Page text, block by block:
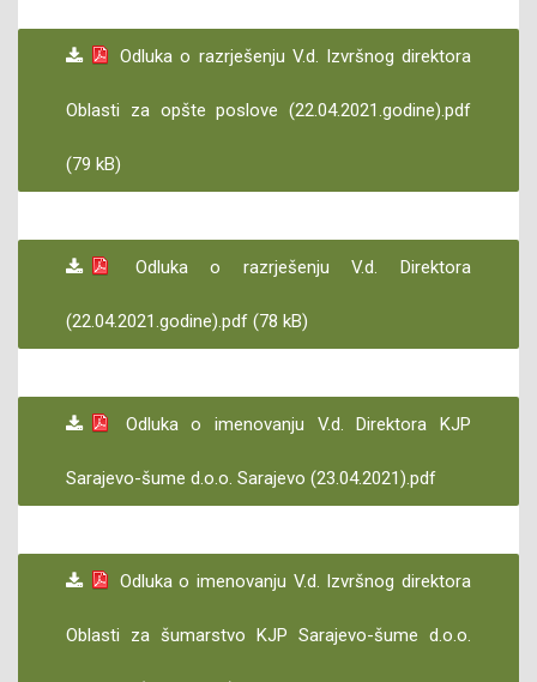
Odluka o razrješenju V.d. Izvršnog direktora
Oblasti za opšte poslove (22.04.2021.godine).pdf
(79 kB)
Odluka o razrješenju V.d. Direktora
(22.04.2021.godine).pdf (78 kB)
Odluka o imenovanju V.d. Direktora KJP
Sarajevo-šume d.o.o. Sarajevo (23.04.2021).pdf
Odluka o imenovanju V.d. Izvršnog direktora
Oblasti za šumarstvo KJP Sarajevo-šume d.o.o.